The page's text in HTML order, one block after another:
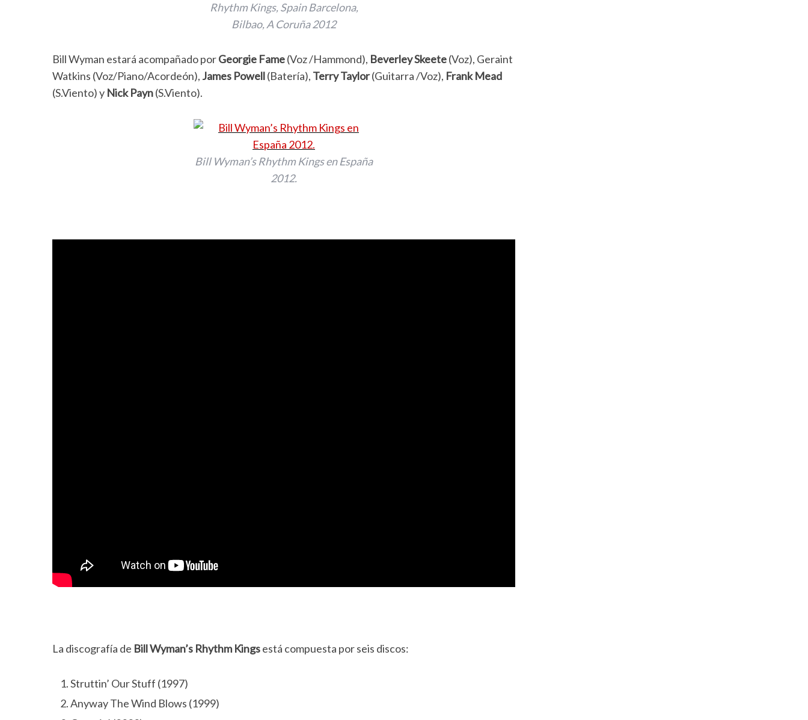
Rhythm Kings, Spain Barcelona,
Bilbao, A Coruña 2012
Bill Wyman estará acompañado porGeorgie Fame(Voz /Hammond), Beverley Skeete(Voz), Geraint
Watkins (Voz/Piano/Acordeón), James Powell(Batería), Terry Taylor(Guitarra /Voz), Frank Mead
(S.Viento) y Nick Payn(S.Viento).
Bill Wyman’s Rhythm Kings en España
2012.
La discografía de Bill Wyman’s Rhythm Kingsestá compuesta por seis discos:
Struttin’ Our Stuff (1997)
Anyway The Wind Blows (1999)